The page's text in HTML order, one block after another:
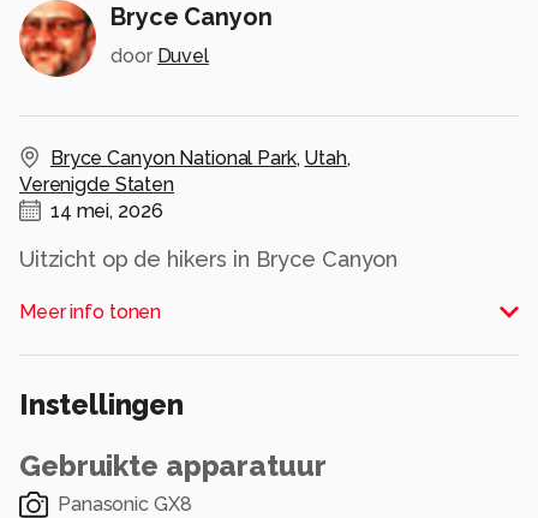
Bryce Canyon
door Duvel
Bryce Canyon National Park, Utah,
Verenigde Staten
14 mei, 2026
Uitzicht op de hikers in Bryce Canyon
Alle rechten voorbehouden
Meer info tonen
Instellingen
Gebruikte apparatuur
Panasonic GX8